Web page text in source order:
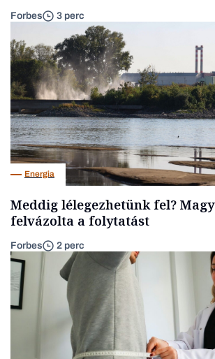
Forbes 3 perc
Energia
Meddig lélegezhetünk fel?
felvázolta a folytatást
Forbes 2 perc